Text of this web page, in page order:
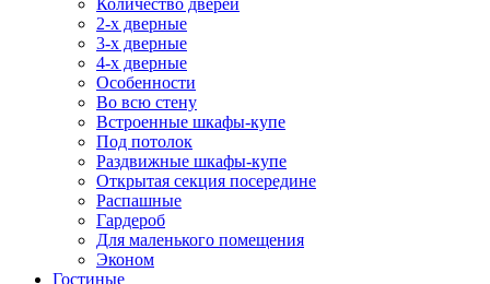
Количество дверей
2-х дверные
3-х дверные
4-х дверные
Особенности
Во всю стену
Встроенные шкафы-купе
Под потолок
Раздвижные шкафы-купе
Открытая секция посередине
Распашные
Гардероб
Для маленького помещения
Эконом
Гостиные